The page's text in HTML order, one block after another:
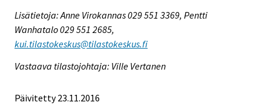
Lisätietoja: Anne Virokannas 029 551 3369, Pentti
Wanhatalo 029 551 2685,
kui.tilastokeskus@tilastokeskus.fi
Vastaava tilastojohtaja: Ville Vertanen
Päivitetty 23.11.2016